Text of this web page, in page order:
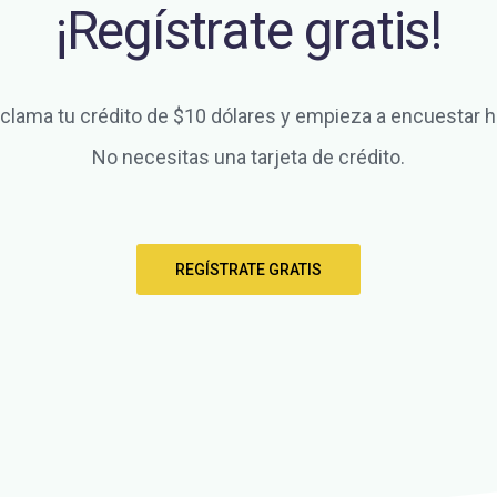
¡Regístrate gratis!
tu crédito de $10 dólares y empieza a encuestar
No necesitas una tarjeta de crédito.
REGÍSTRATE GRATIS